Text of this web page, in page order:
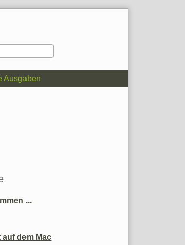
Ausgaben
...
auf dem Mac